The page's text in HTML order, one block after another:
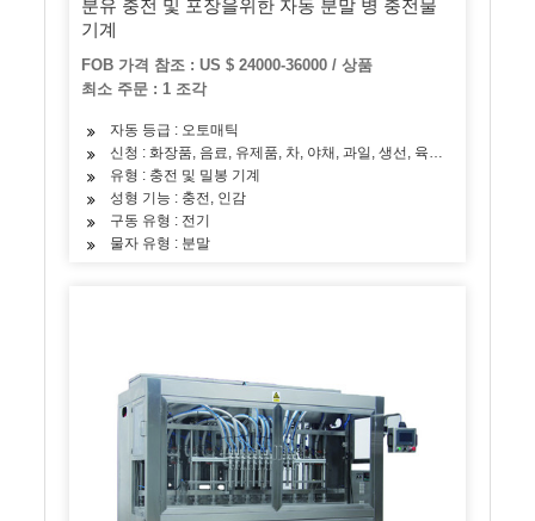
분유 충전 및 포장을위한 자동 분말 병 충전물
기계
FOB 가격 참조 : US $ 24000-36000 / 상품
최소 주문 : 1 조각
자동 등급 : 오토매틱
신청 : 화장품, 음료, 유제품, 차, 야채, 과일, 생선, 육류, 스낵, 쌀, 밀
유형 : 충전 및 밀봉 기계
성형 기능 : 충전, 인감
구동 유형 : 전기
물자 유형 : 분말